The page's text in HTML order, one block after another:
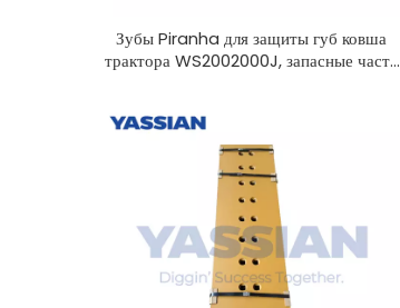
Зубы Piranha для защиты губ ковша
трактора WS2002000J, запасные части